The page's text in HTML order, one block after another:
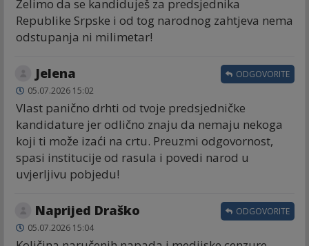
Želimo da se kandiduješ za predsjednika
Republike Srpske i od tog narodnog zahtjeva nema
odstupanja ni milimetar!
Jelena
05.07.2026 15:02
Vlast panično drhti od tvoje predsjedničke
kandidature jer odlično znaju da nemaju nekoga
koji ti može izaći na crtu. Preuzmi odgovornost,
spasi institucije od rasula i povedi narod u
uvjerljivu pobjedu!
ODGOVORITE
Naprijed Draško
05.07.2026 15:04
ODGOVORITE